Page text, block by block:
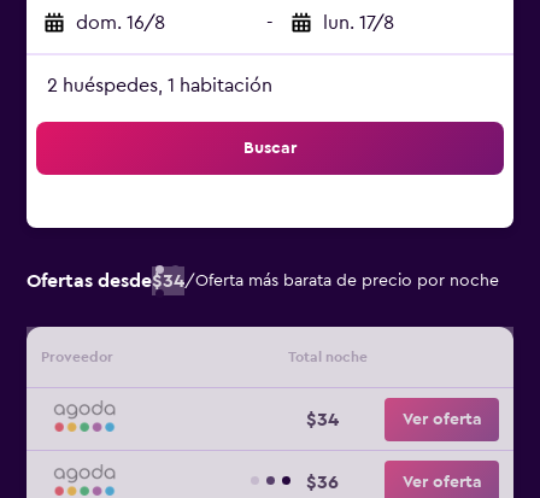
dom. 16/8 - lun. 17/8
2 huéspedes, 1 habitación
Buscar
Ofertas desde$34/Oferta más barata de precio por noche
Proveedor Total noche
$34 Ver oferta
$36 Ver oferta